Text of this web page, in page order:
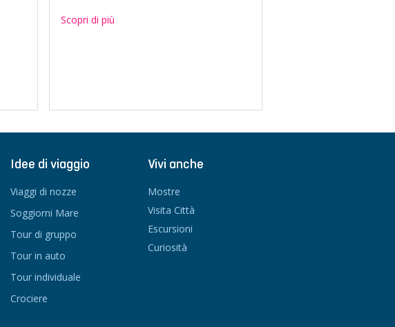
Scopri di più
Idee di viaggio
Viaggi di nozze
Soggiorni Mare
Tour di gruppo
Tour in auto
Tour individuale
Crociere
Vivi anche
Mostre
Visita Città
Escursioni
Curiosità